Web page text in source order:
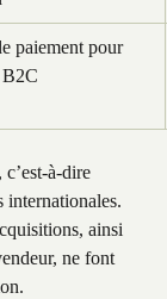
paiement pour
B2C
, c’est-à-dire
internationales.
ainsi
ne font